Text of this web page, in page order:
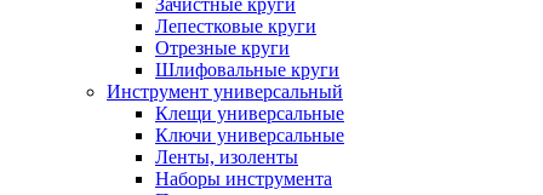
Зачистные круги
Лепестковые круги
Отрезные круги
Шлифовальные круги
Инструмент универсальный
Клещи универсальные
Ключи универсальные
Ленты, изоленты
Наборы инструмента